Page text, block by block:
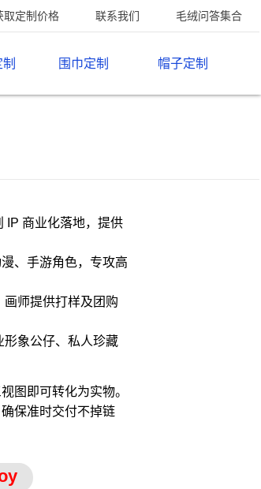
取定制价格 联系我们 毛绒问答集合
围巾定制 帽子定制
IP 商业化落地，提供
、手游角色，专攻高
画师提供打样及团购
形象公仔、私人珍藏
图即可转化为实物。
保准时交付不掉链